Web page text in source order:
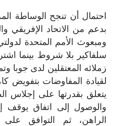
احتمال أن تنجح الوساطة
بدعم من الاتحاد الإفريقي
ومبعوث الأمم المتحدة
سلفاكير بلا شروط بينما
زملائه المعتقلين لدى جوبا
لقيادة المفاوضات بتفويض
يتعلق بقدرتها على إجلاس
والوصول إلى اتفاق يوقف
الراهن، ثم التوافق